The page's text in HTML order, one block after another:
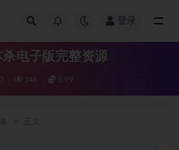
登录
杀电子版完整资源
0 248 5.99